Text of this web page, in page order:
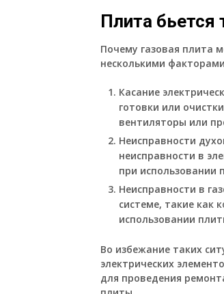
Плита
Почему газовая плита
несколькими
Касание
готовки или
вентиляторы или
Неисправности
неисправности в
при использовании
Неисправности в
системе, такие как
использовании
Во избежание таких
электрических
для проведения